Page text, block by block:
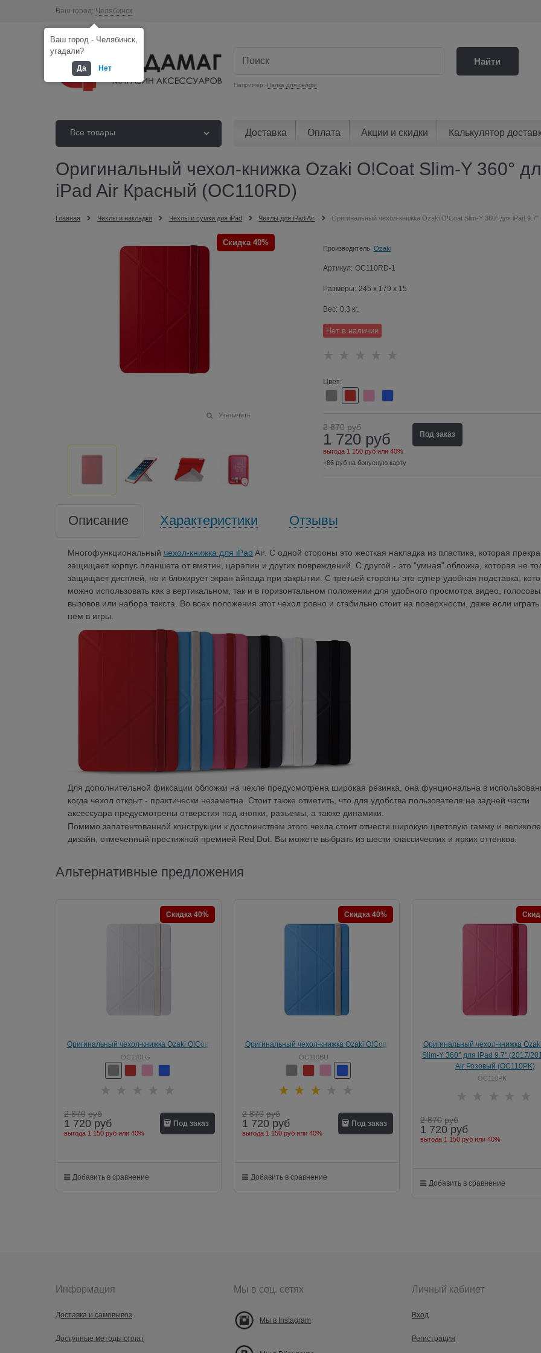
Ваш город: Челябинск
Например: Палка для селфи
Найти
Все товары Доставка Оплата Акции и скидки Калькулятор
Оригинальный чехол-книжка Ozaki O!Coat Slim-Y 360°
iPad Air Красный (OC110RD)
Главная Чехлы и накладки Чехлы и сумки для iPad Чехлы для iPad Air Оригинальный чехол-книжка Ozaki O!Coat Slim-Y 360° для iPad
Скидка 40%
Увеличить
Производитель: Ozaki
Артикул: OC110RD-1
Размеры: 245 x 179 x 15
Вес: 0,3 кг.
Нет в наличии
Цвет:
2 870 руб
1 720 руб
выгода 1 150 рубили 40%
+86 руб на бонусную карту
Под заказ
Описание Характеристики Отзывы
Многофункциональный чехол-книжка для iPad Air. С одной стороны это жесткая накладка из пластика, которая
защищает корпус планшета от вмятин, царапин и других повреждений. С другой - это "умная" обложка, которая не
защищает дисплей, но и блокирует экран айпада при закрытии. С третьей стороны это супер-удобная подставка,
можно использовать как в вертикальном, так и в горизонтальном положении для удобного просмотра видео,
вызовов или набора текста. Во всех положения этот чехол ровно и стабильно стоит на поверхности, даже если играть
нем в игры.
Для дополнительной фиксации обложки на чехле предусмотрена широкая резинка, она фунциональна в
когда чехол открыт - практически незаметна. Стоит также отметить, что для удобства пользователя на задней части
аксессуара предусмотрены отверстия под кнопки, разъемы, а также динамики.
Помимо запатентованной конструкции к достоинствам этого чехла стоит отнести широкую цветовую гамму и
дизайн, отмеченный престижной премией Red Dot. Вы можете выбрать из шести классических и ярких оттенков.
Альтернативные предложения
Оригинальный чехол-книжка Ozaki O!Coat
Slim-Y 360° для iPad 9.7" (2017/2018)/ iPad
Air Серый (OC110LG)
OC110LG
Скидка 40%
2 870 руб
1 720 руб
выгода 1 150 руб или 40%
Под заказ
Добавить в сравнение
Оригинальный чехол-книжка Ozaki O!Coat
Slim-Y 360° для iPad 9.7" (2017/2018)/ iPad
Air Голубой (OC110BU)
OC110BU
Скидка 40%
2 870 руб
1 720 руб
выгода 1 150 руб или 40%
Под заказ
Добавить в сравнение
Оригинальный чехол-книжка
Slim-Y 360° для iPad 9.7" (2017/
Air Розовый (OC110PK)
OC110PK
2 870 руб
1 720 руб
выгода 1 150 руб или 40%
Добавить в сравнение
Информация
Доставка и самовывоз
Доступные методы оплат
Мы в соц. сетях
Мы в Instagram
Личный кабинет
Вход
Регистрация
Ваш город - Челябинск,
угадали?
Да Нет